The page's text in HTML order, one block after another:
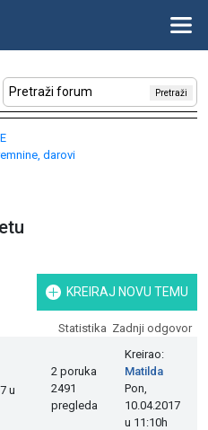
Pretraži
darovi
KREIRAJ NOVU TEMU
Statistika Zadnji odgovor
u
2 poruka
2491
pregleda
Kreirao:
Matilda
Pon,
10.04.2017
u 11:10h